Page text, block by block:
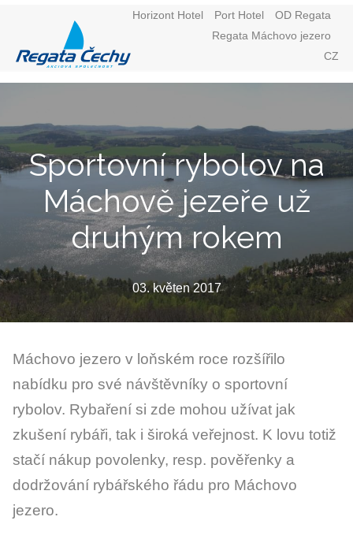
Horizont Hotel Port Hotel
OD Regata
Regata Máchovo jezero
CZ
Menu
Sportovní rybolov na
Máchově jezeře už
druhým rokem
03. květen 2017
Máchovo jezero v loňském roce rozšířilo
nabídku pro své návštěvníky o sportovní
rybolov. Rybaření si zde mohou užívat jak
zkušení rybáři, tak i široká veřejnost. K lovu totiž
stačí nákup povolenky, resp. pověřenky a
dodržování rybářského řádu pro Máchovo
jezero.